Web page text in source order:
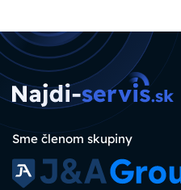
Sme členom skupiny